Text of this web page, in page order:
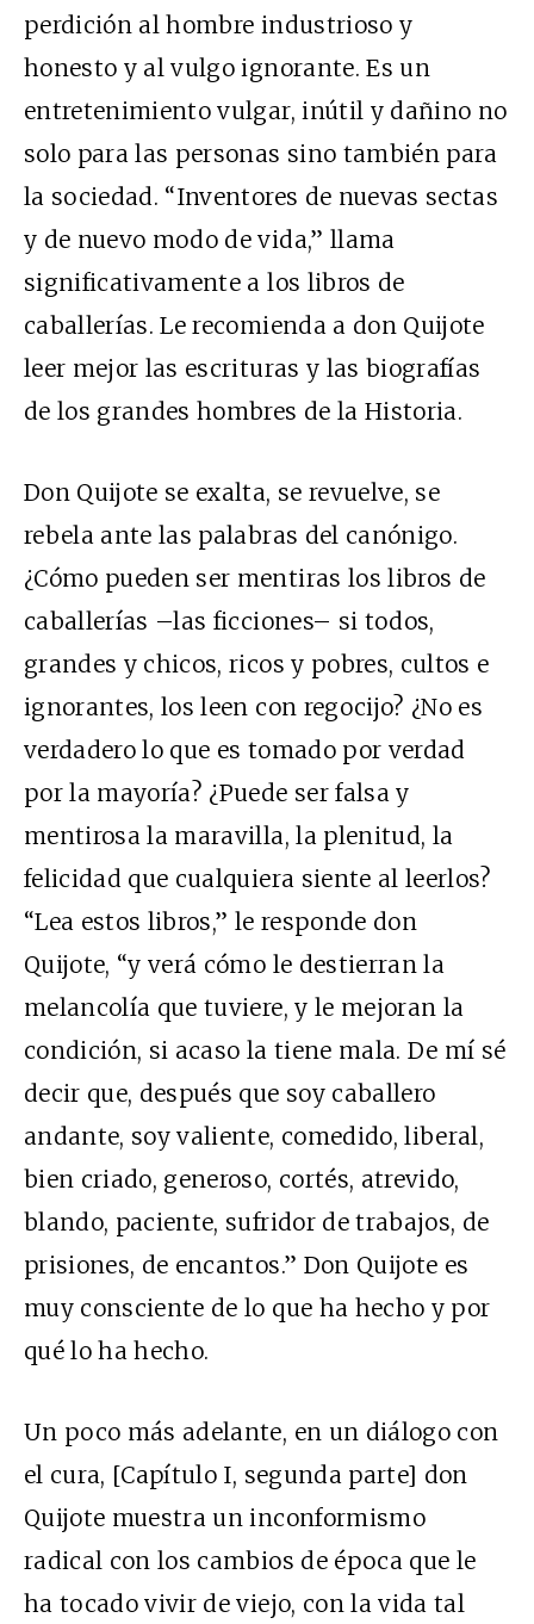
perdición al hombre industrioso y
honesto y al vulgo ignorante. Es un
entretenimiento vulgar, inútil y dañino no
solo para las personas sino también para
la sociedad. “Inventores de nuevas sectas
y de nuevo modo de vida,” llama
significativamente a los libros de
caballerías. Le recomienda a don Quijote
leer mejor las escrituras y las biografías
de los grandes hombres de la Historia.
Don Quijote se exalta, se revuelve, se
rebela ante las palabras del canónigo.
¿Cómo pueden ser mentiras los libros de
caballerías –las ficciones– si todos,
grandes y chicos, ricos y pobres, cultos e
ignorantes, los leen con regocijo? ¿No es
verdadero lo que es tomado por verdad
por la mayoría? ¿Puede ser falsa y
mentirosa la maravilla, la plenitud, la
felicidad que cualquiera siente al leerlos?
“Lea estos libros,” le responde don
Quijote, “y verá cómo le destierran la
melancolía que tuviere, y le mejoran la
condición, si acaso la tiene mala. De mí sé
decir que, después que soy caballero
andante, soy valiente, comedido, liberal,
bien criado, generoso, cortés, atrevido,
blando, paciente, sufridor de trabajos, de
prisiones, de encantos.” Don Quijote es
muy consciente de lo que ha hecho y por
qué lo ha hecho.
Un poco más adelante, en un diálogo con
el cura, [Capítulo I, segunda parte] don
Quijote muestra un inconformismo
radical con los cambios de época que le
ha tocado vivir de viejo, con la vida tal